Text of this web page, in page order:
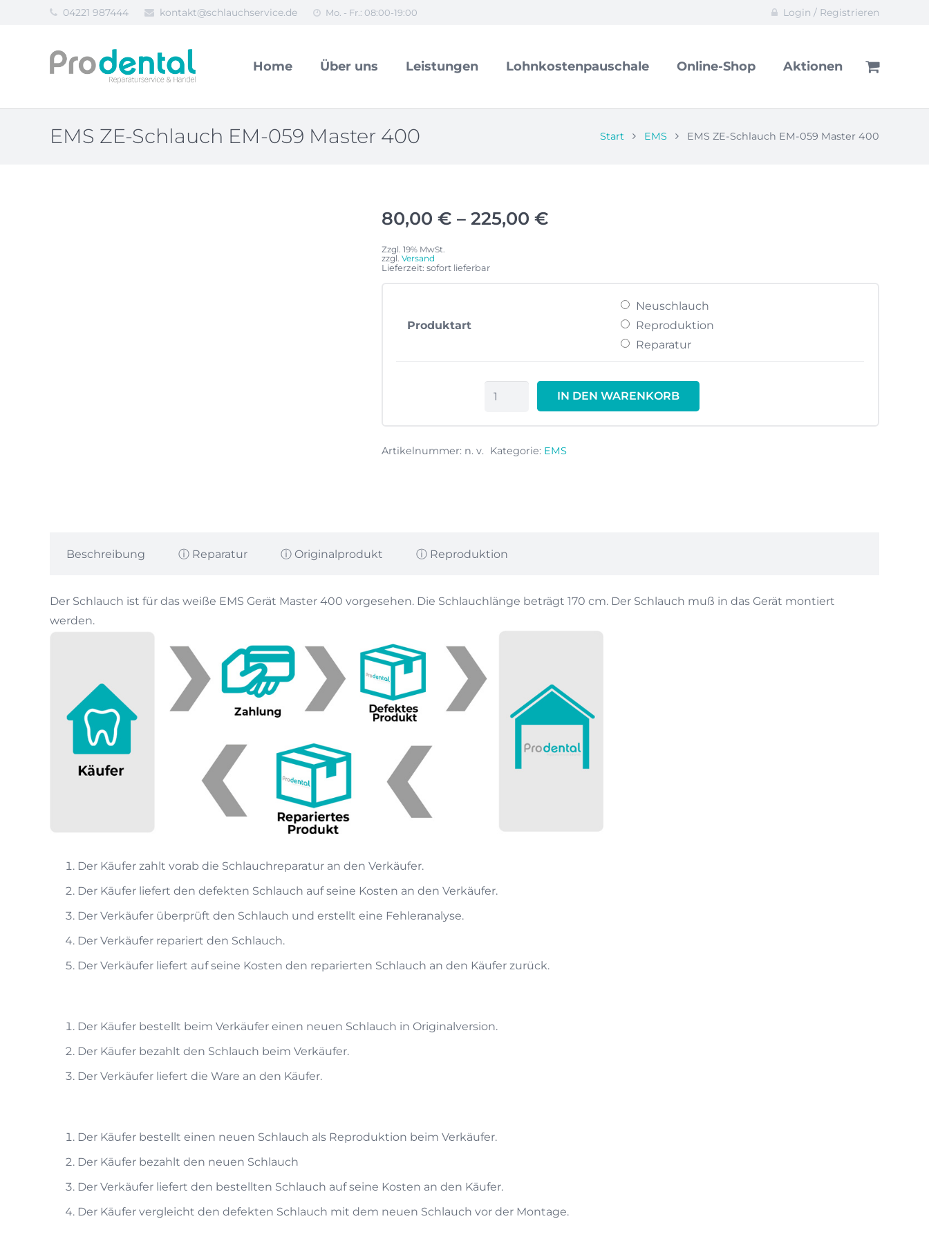
04221 987444 kontakt@schlauchservice.de Mo. - Fr.: 08:00-19:00 Login / Registrieren
Home Über uns Leistungen Lohnkostenpauschale Online-Shop Aktionen
EMS ZE-Schlauch EM-059 Master 400 Start EMS EMS ZE-Schlauch EM-059 Master 400
80,00 € – 225,00 €
Zzgl. 19% MwSt.
zzgl. Versand
Lieferzeit: sofort lieferbar
Produktart
Neuschlauch
Reproduktion
Reparatur
EMS
EM-
IN DEN WARENKORB
Artikelnummer: n. v. Kategorie: EMS
Beschreibung ⓘ Reparatur ⓘ Originalprodukt ⓘ Reproduktion
Der Schlauch ist für das weiße EMS Gerät Master 400 vorgesehen. Die Schlauchlänge beträgt 170 cm. Der Schlauch muß in das Gerät montiert
werden.
Der Käufer zahlt vorab die Schlauchreparatur an den Verkäufer.
Der Käufer liefert den defekten Schlauch auf seine Kosten an den Verkäufer.
Der Verkäufer überprüft den Schlauch und erstellt eine Fehleranalyse.
Der Verkäufer repariert den Schlauch.
Der Verkäufer liefert auf seine Kosten den reparierten Schlauch an den Käufer zurück.
Der Käufer bestellt beim Verkäufer einen neuen Schlauch in Originalversion.
Der Käufer bezahlt den Schlauch beim Verkäufer.
Der Verkäufer liefert die Ware an den Käufer.
Der Käufer bestellt einen neuen Schlauch als Reproduktion beim Verkäufer.
Der Käufer bezahlt den neuen Schlauch
Der Verkäufer liefert den bestellten Schlauch auf seine Kosten an den Käufer.
Der Käufer vergleicht den defekten Schlauch mit dem neuen Schlauch vor der Montage.